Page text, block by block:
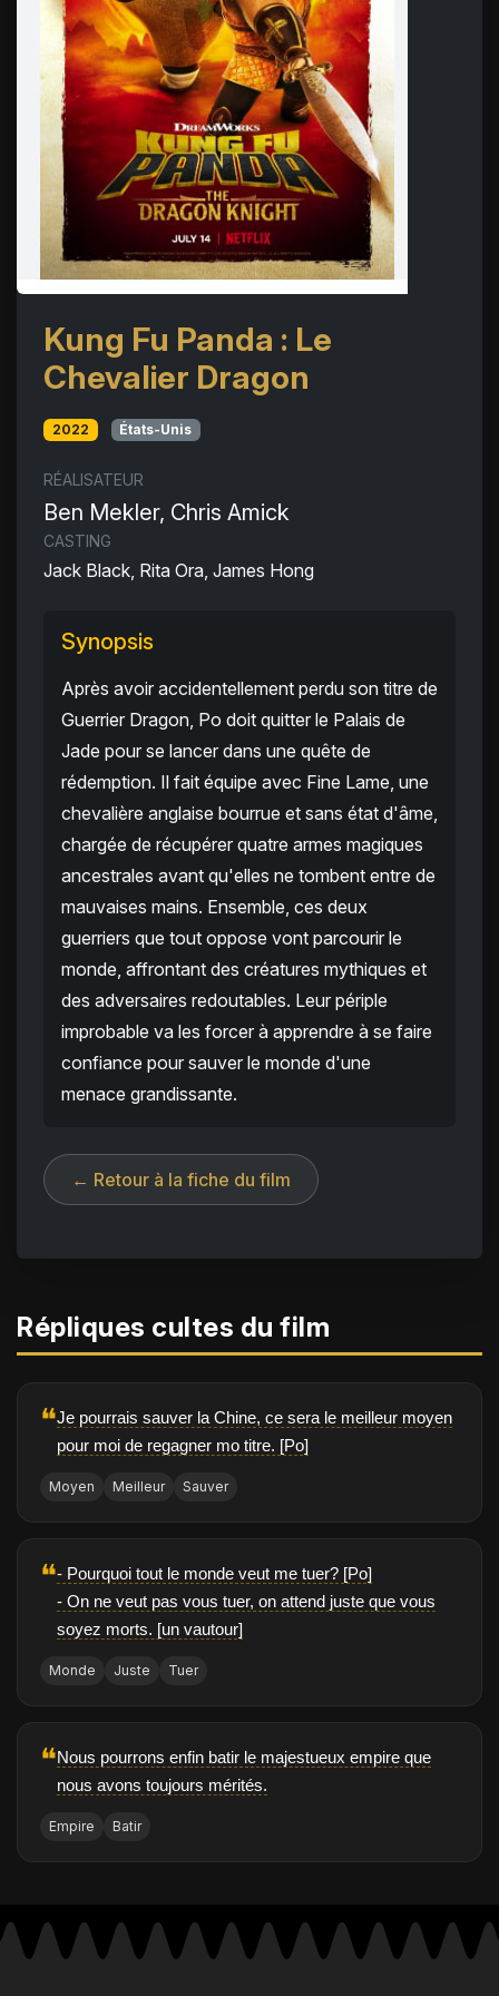
Kung Fu Panda : Le
Chevalier Dragon
2022 États-Unis
RÉALISATEUR
Ben Mekler, Chris Amick
CASTING
Jack Black, Rita Ora, James Hong
Synopsis
Après avoir accidentellement perdu son titre de
Guerrier Dragon, Po doit quitter le Palais de
Jade pour se lancer dans une quête de
rédemption. Il fait équipe avec Fine Lame, une
chevalière anglaise bourrue et sans état d'âme,
chargée de récupérer quatre armes magiques
ancestrales avant qu'elles ne tombent entre de
mauvaises mains. Ensemble, ces deux
guerriers que tout oppose vont parcourir le
monde, affrontant des créatures mythiques et
des adversaires redoutables. Leur périple
improbable va les forcer à apprendre à se faire
confiance pour sauver le monde d'une
menace grandissante.
← Retour à la fiche du film
Répliques cultes du film
❝Je pourrais sauver la Chine, ce sera le meilleur moyen
pour moi de regagner mo titre. [Po]
Moyen Meilleur Sauver
❝- Pourquoi tout le monde veut me tuer? [Po]
- On ne veut pas vous tuer, on attend juste que vous
soyez morts. [un vautour]
Monde Juste Tuer
❝Nous pourrons enfin batir le majestueux empire que
nous avons toujours mérités.
Empire Batir